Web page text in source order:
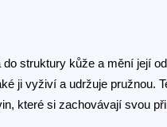
do struktury kůže a mění její
ji vyživí a udržuje pružnou.
které si zachovávají svou